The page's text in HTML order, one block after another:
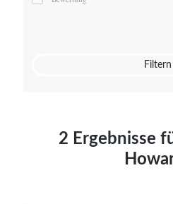
Mato von Vogelstein
Filtern
2 Ergebnisse